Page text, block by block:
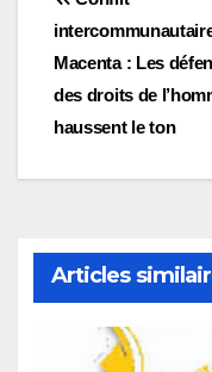
de
l’article
Macenta : Les
des droits de
haussent le ton
Articles